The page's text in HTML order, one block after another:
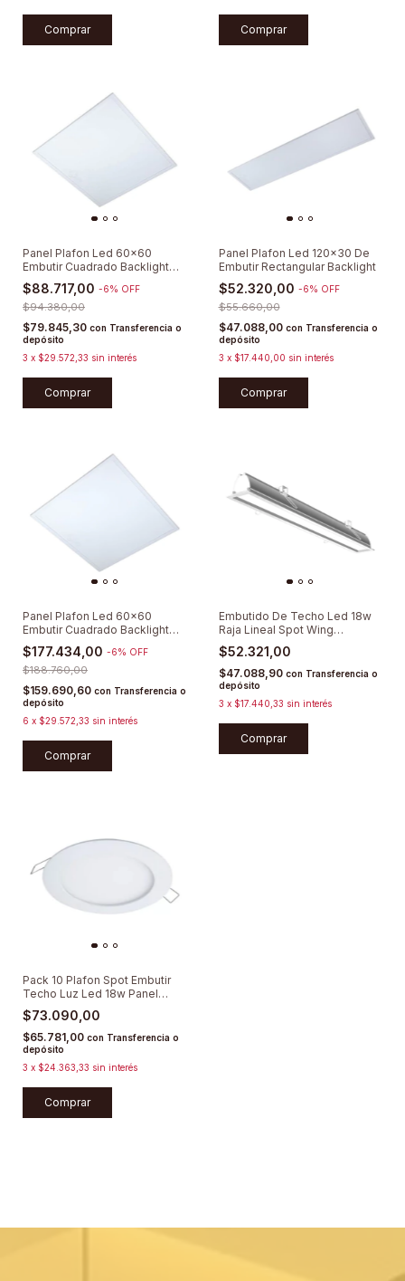
Comprar Comprar
Panel Plafon Led 60x60
Embutir Cuadrado Backlight
Pack X 2u
$88.717,00 -6% OFF
$94.380,00
$79.845,30 con Transferencia o
depósito
3 x $29.572,33 sin interés
Comprar
Panel Plafon Led 120x30 De
Embutir Rectangular Backlight
$52.320,00 -6% OFF
$55.660,00
$47.088,00 con Transferencia o
depósito
3 x $17.440,00 sin interés
Comprar
Panel Plafon Led 60x60
Embutir Cuadrado Backlight
Pack X 4u
$177.434,00 -6% OFF
$188.760,00
$159.690,60 con Transferencia o
depósito
6 x $29.572,33 sin interés
Comprar
Embutido De Techo Led 18w
Raja Lineal Spot Wing
Lumenac
$52.321,00
$47.088,90 con Transferencia o
depósito
3 x $17.440,33 sin interés
Comprar
Pack 10 Plafon Spot Embutir
Techo Luz Led 18w Panel
Cuadrado
$73.090,00
$65.781,00 con Transferencia o
depósito
3 x $24.363,33 sin interés
Comprar